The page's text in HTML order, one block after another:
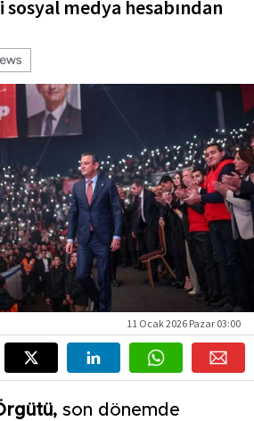
medya hesabından
11 Ocak 2026 Pazar 03:00
son dönemde